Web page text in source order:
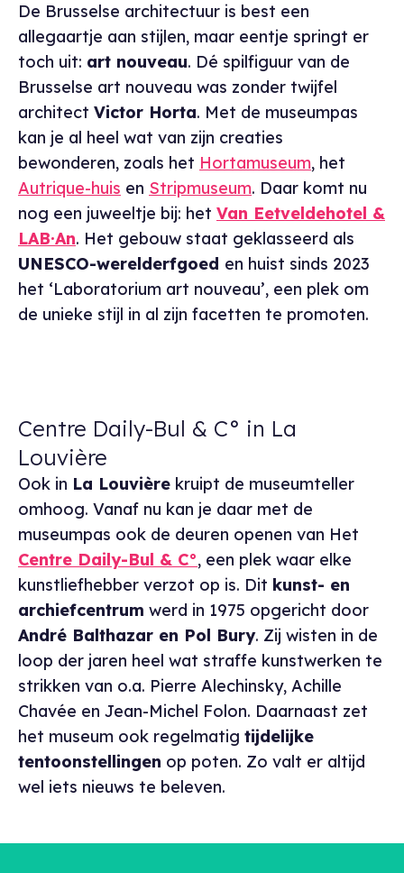
De Brusselse architectuur is best een
allegaartje aan stijlen, maar eentje springt er
toch uit: art nouveau. Dé spilfiguur van de
Brusselse art nouveau was zonder twijfel
architect Victor Horta. Met de museumpas
kan je al heel wat van zijn creaties
bewonderen, zoals het Hortamuseum, het
Autrique-huis en Stripmuseum. Daar komt nu
nog een juweeltje bij: het Van Eetveldehotel &
LAB·An. Het gebouw staat geklasseerd als
UNESCO-werelderfgoed en huist sinds 2023
het ‘Laboratorium art nouveau’, een plek om
de unieke stijl in al zijn facetten te promoten.
Centre Daily-Bul & C° in La
Louvière
Ook in La Louvière kruipt de museumteller
omhoog. Vanaf nu kan je daar met de
museumpas ook de deuren openen van Het
Centre Daily-Bul & C°, een plek waar elke
kunstliefhebber verzot op is. Dit kunst- en
archiefcentrum werd in 1975 opgericht door
André Balthazar en Pol Bury. Zij wisten in de
loop der jaren heel wat straffe kunstwerken te
strikken van o.a. Pierre Alechinsky, Achille
Chavée en Jean-Michel Folon. Daarnaast zet
het museum ook regelmatig tijdelijke
tentoonstellingen op poten. Zo valt er altijd
wel iets nieuws te beleven.